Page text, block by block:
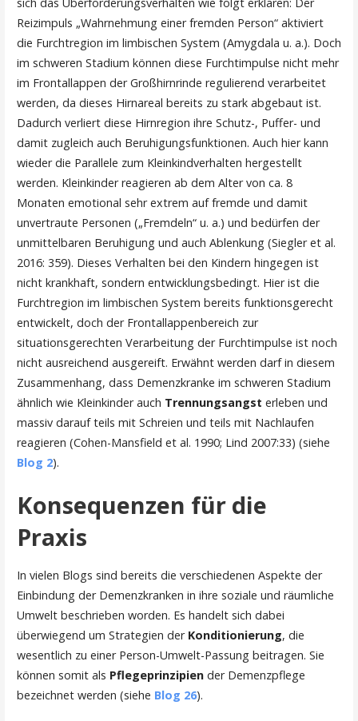
Reizimpuls „Wahrnehmung einer fremden Person“ aktiviert
die Furchtregion im limbischen System (Amygdala u. a.). Doch
im schweren Stadium können diese Furchtimpulse nicht mehr
im Frontallappen der Großhirnrinde regulierend verarbeitet
werden, da dieses Hirnareal bereits zu stark abgebaut ist.
Dadurch verliert diese Hirnregion ihre Schutz-, Puffer- und
damit zugleich auch Beruhigungsfunktionen. Auch hier kann
wieder die Parallele zum Kleinkindverhalten hergestellt
werden. Kleinkinder reagieren ab dem Alter von ca. 8
Monaten emotional sehr extrem auf fremde und damit
unvertraute Personen („Fremdeln“ u. a.) und bedürfen der
unmittelbaren Beruhigung und auch Ablenkung (Siegler et al.
2016: 359). Dieses Verhalten bei den Kindern hingegen ist
nicht krankhaft, sondern entwicklungsbedingt. Hier ist die
Furchtregion im limbischen System bereits funktionsgerecht
entwickelt, doch der Frontallappenbereich zur
situationsgerechten Verarbeitung der Furchtimpulse ist noch
nicht ausreichend ausgereift. Erwähnt werden darf in diesem
Zusammenhang, dass Demenzkranke im schweren Stadium
ähnlich wie Kleinkinder auch Trennungsangst erleben und
massiv darauf teils mit Schreien und teils mit Nachlaufen
reagieren (Cohen-Mansfield et al. 1990; Lind 2007:33) (siehe
Blog 2).
Konsequenzen für die
Praxis
In vielen Blogs sind bereits die verschiedenen Aspekte der
Einbindung der Demenzkranken in ihre soziale und räumliche
Umwelt beschrieben worden. Es handelt sich dabei
überwiegend um Strategien der Konditionierung, die
wesentlich zu einer Person-Umwelt-Passung beitragen. Sie
können somit als Pflegeprinzipiender Demenzpflege
bezeichnet werden (siehe Blog 26).